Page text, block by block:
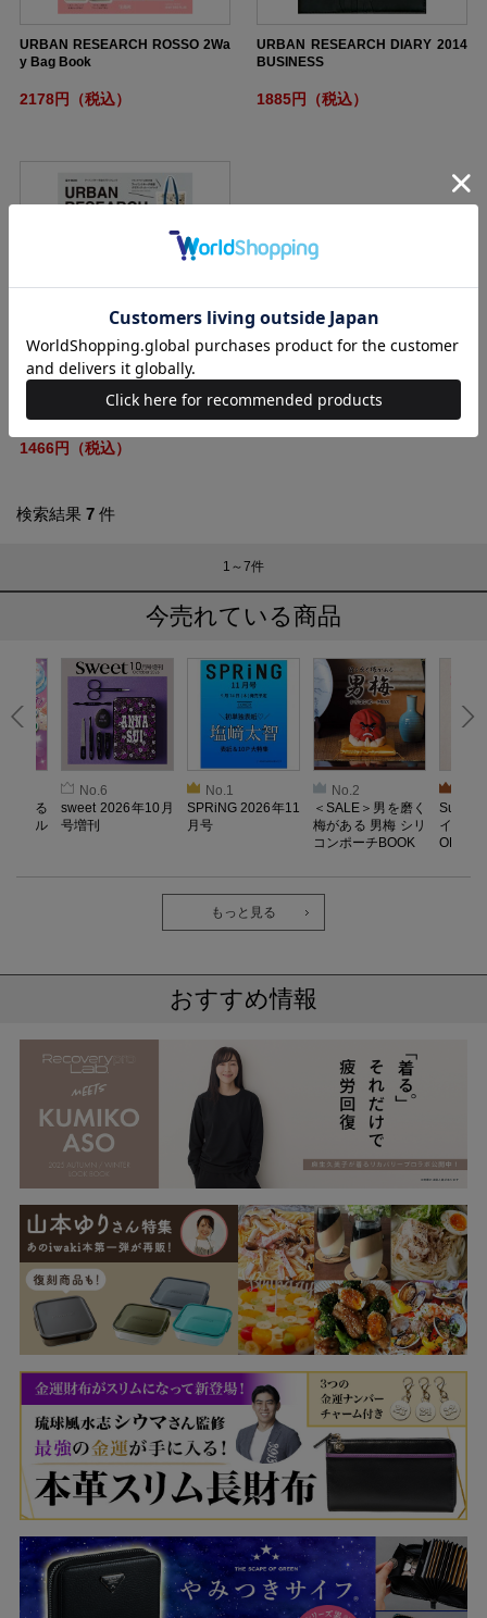
URBAN RESEARCH ROSSO 2Wa
y Bag Book
2178円（税込）
URBAN RESEARCH DIARY 2014
BUSINESS
1885円（税込）
URBAN RESEARCH 2011 AUTUM
1466円（税込）
検索結果 7 件
1～7件
今売れている商品
ろける
メル
No.6
sweet 2026年10月
号増刊
No.1
SPRiNG 2026年11
月号
No.2
＜SALE＞男を磨く
梅がある 男梅 シリ
コンポーチBOOK
イーツ
OK
もっと見る
おすすめ情報